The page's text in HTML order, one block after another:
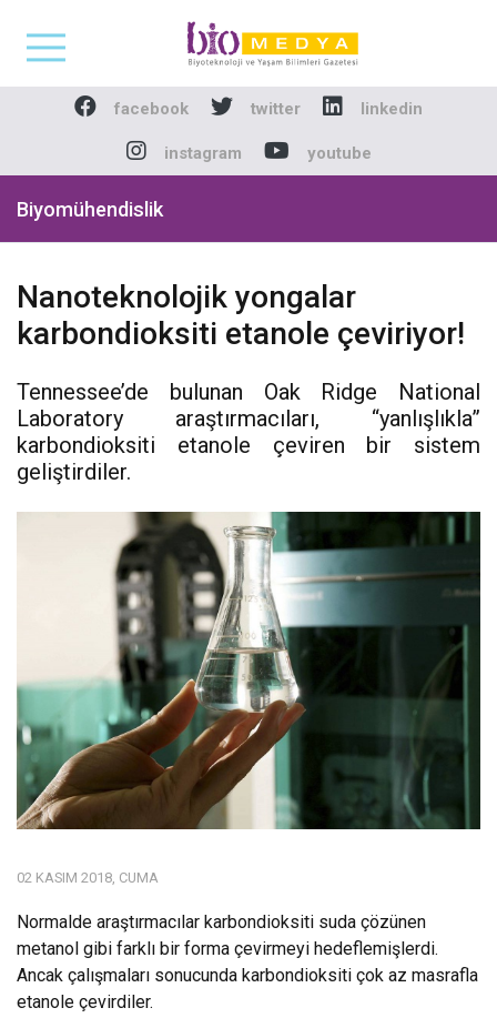
Biomedya -
facebook twitter linkedin
instagram youtube
Biyomühendislik
Nanoteknolojik yongalar
karbondioksiti etanole çeviriyor!
Tennessee’de bulunan Oak Ridge National
Laboratory araştırmacıları, “yanlışlıkla”
karbondioksiti etanole çeviren bir sistem
geliştirdiler.
02 KASIM 2018, CUMA
Normalde araştırmacılar karbondioksiti suda çözünen
metanol gibi farklı bir forma çevirmeyi hedeflemişlerdi.
Ancak çalışmaları sonucunda karbondioksiti çok az masrafla
etanole çevirdiler.